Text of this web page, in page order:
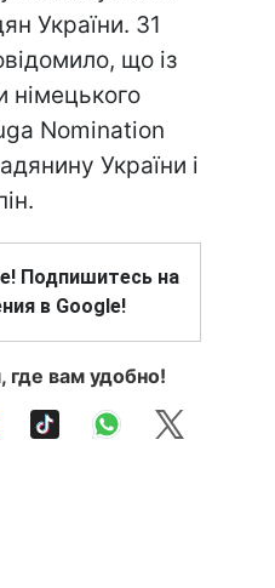
України. 31
що із
німецького
Nomination
України і
Подпишитесь на
в Google!
где вам удобно!